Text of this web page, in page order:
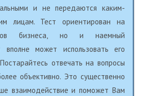
и не передаются каким-
лицам. Тест ориентирован на
бизнеса, но и наемный
вполне может использовать его
отвечать на вопросы
объективно. Это существенно
взаимодействие и поможет Вам